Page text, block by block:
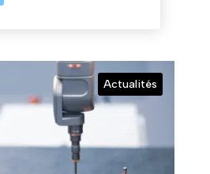
Actualités